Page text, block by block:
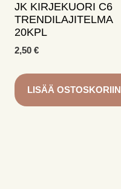
JK KIRJEKUORI C6
TRENDILAJITELMA
20KPL
2,50 €
LISÄÄ OSTOSKORIIN